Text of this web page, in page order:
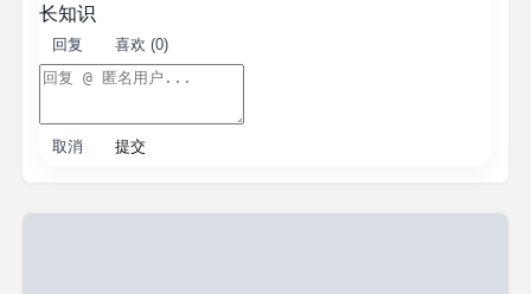
长知识
回复 喜欢 (0)
取消 提交